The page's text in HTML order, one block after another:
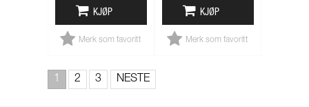
KJØP
Merk som favoritt
KJØP
Merk som favoritt
1 2 3 NESTE